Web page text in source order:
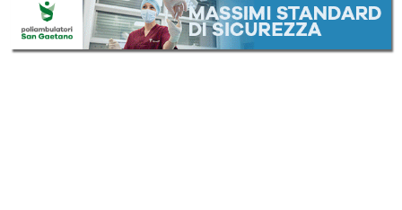
Da Marco Zorzi
25 Agosto 2025 (aggiornato il25 Agosto 2025 19:18)